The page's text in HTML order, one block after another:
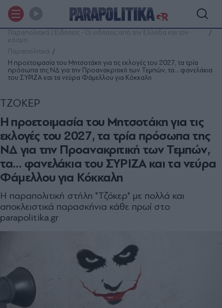
Παραπολιτικά | Ειδήσεις - Οι ειδήσεις από την Ελλάδα και τον
κόσμο
Παραπολιτικά
Η προετοιμασία του Μητσοτάκη για τις εκλογές του 2027, τα τρία
πρόσωπα της ΝΔ για την Προανακριτική των Τεμπών, τα… φανελάκια
του ΣΥΡΙΖΑ και τα νεύρα Φάμελλου για Κόκκαλη
Η προετοιμασία του Μητσοτάκη για τις
εκλογές του 2027, τα τρία πρόσωπα της
ΝΔ για την Προανακριτική των Τεμπών,
τα… φανελάκια του ΣΥΡΙΖΑ και τα νεύρα
Φάμελλου για Κόκκαλη
ΤΖΟΚΕΡ
Η παραπολιτική στήλη "Τζόκερ" με πολλά και
αποκλειστικά παρασκήνια κάθε πρωί στο
parapolitika.gr